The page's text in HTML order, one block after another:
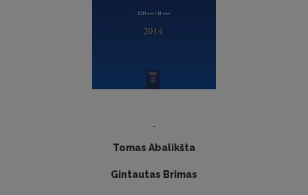
-
Tomas Abalikšta
Gintautas Brimas